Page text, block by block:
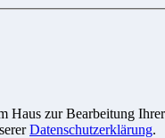
Haus zur Bearbeitung
Datenschutzerklärung.